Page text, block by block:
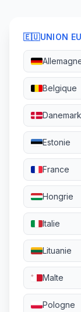
🇪🇺UNION
Belgique
Danemark
Estonie
France
Hongrie
Italie
Lituanie
Malte
Pologne